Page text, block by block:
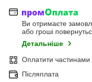
Ви отримаєте
або гроші
Детальніше
Оплатити частинами
Післяплата